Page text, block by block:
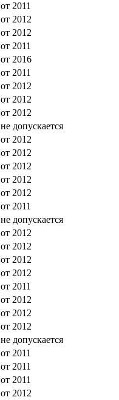
от 2011
от 2012
от 2012
от 2011
от 2016
от 2011
от 2012
от 2012
от 2012
не допускается
от 2012
от 2012
от 2012
от 2012
от 2012
от 2011
не допускается
от 2012
от 2012
от 2012
от 2012
от 2011
от 2012
от 2012
от 2012
не допускается
от 2011
от 2011
от 2011
от 2012